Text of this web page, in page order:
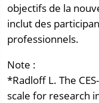
objectifs de la
inclut des
professionnels.
Note :
*Radloff L. The
scale for research